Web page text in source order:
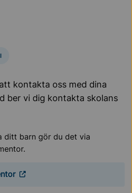
kontakta oss med dina
ber vi dig kontakta skolans
ditt barn gör du det via